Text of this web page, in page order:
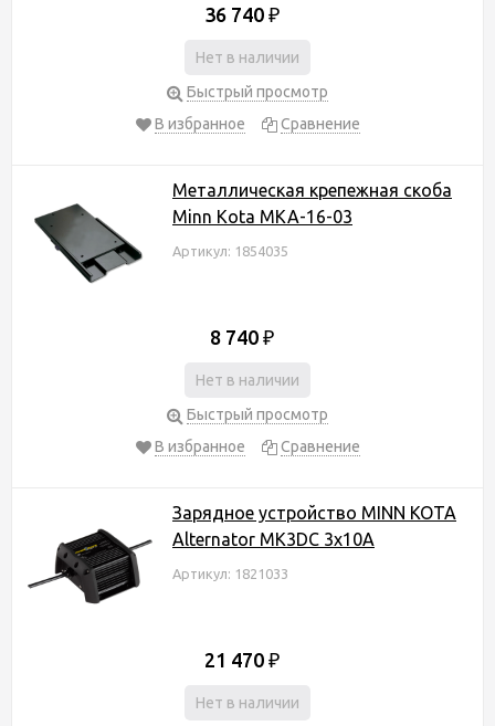
36 740 ₽
Нет в наличии
Быстрый просмотр
В избранное
Сравнение
Металлическая крепежная скоба
Minn Kota MKA-16-03
Артикул: 1854035
8 740 ₽
Нет в наличии
Быстрый просмотр
В избранное
Сравнение
Зарядное устройство MINN KOTA
Alternator MK3DC 3x10A
Артикул: 1821033
21 470 ₽
Нет в наличии